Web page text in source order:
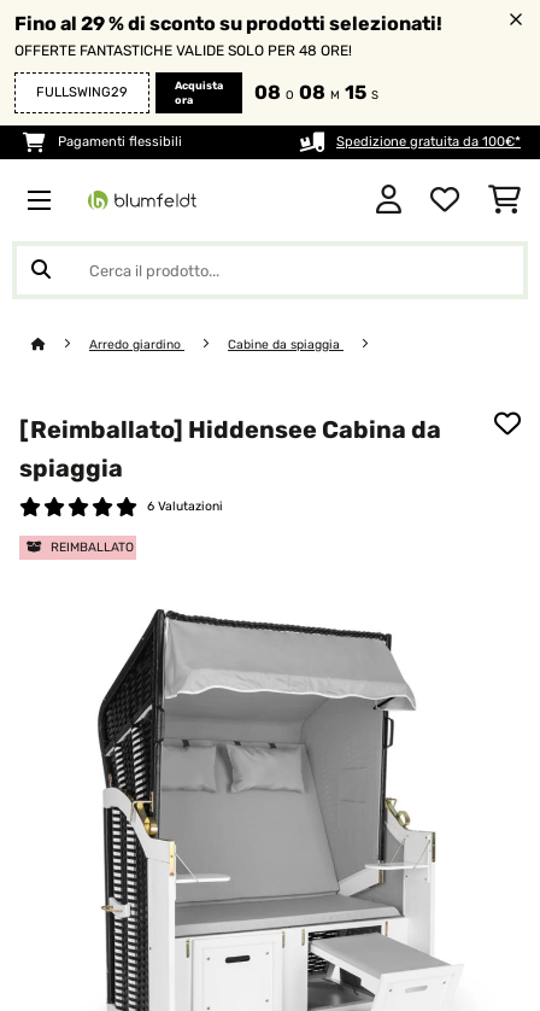
Fino al 29 % di sconto su prodotti selezionati!
OFFERTE FANTASTICHE VALIDE SOLO PER 48 ORE!
FULLSWING29
Acquista
ora
08 O 08 M 14 S
Pagamenti flessibili Spedizione gratuita da 100€*
Arredo giardino Cabine da spiaggia
[Reimballato] Hiddensee Cabina da
spiaggia
6 Valutazioni
REIMBALLATO